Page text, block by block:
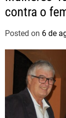
contra o
Posted on 6 de